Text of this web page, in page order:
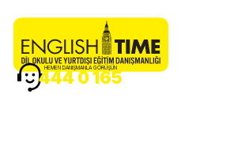
HEMEN DANIŞMANLA GÖRÜŞÜN
444 0 165